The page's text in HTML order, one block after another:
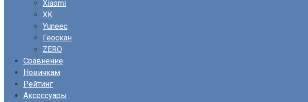
Xiaomi
XK
Yuneec
Геоскан
ZERO
Сравнение
Новичкам
Рейтинг
Аксессуары